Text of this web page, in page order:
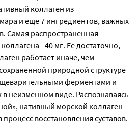
коллаген из
и еще 7 ингредиентов, важных
Самая распространенная
- 40 мг. Ее достаточно,
работает иначе, чем
природной структуре
ферментами и
в неизменном виде. Распознаваясь
нативный морской коллаген
восстановления суставов.